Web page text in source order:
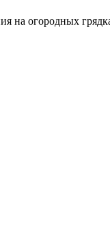
на огородных